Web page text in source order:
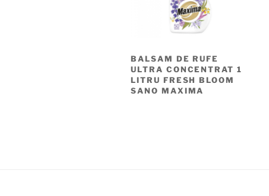
BALSAM DE RUFE
ULTRA CONCENTRAT 1
LITRU FRESH BLOOM
SANO MAXIMA